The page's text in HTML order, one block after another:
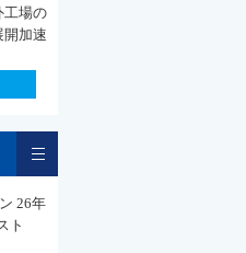
工場の
開加速
26年
ト